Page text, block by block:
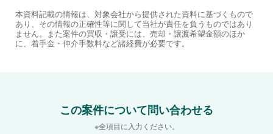
本資料記載の情報は、対象会社から提供された資料に基づくもので
あり、その情報の正確性等に関して当社が責任を負うものではあり
ません。また案件の買収・譲受には、売却・譲渡希望金額のほか
に、着手金・仲介手数料など諸経費が必要です。